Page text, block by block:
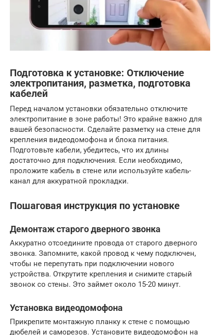
Подготовка к установке: Отключение
электропитания, разметка, подготовка
кабелей
Перед началом установки обязательно отключите
электропитание в зоне работы! Это крайне важно для
вашей безопасности. Сделайте разметку на стене для
крепления видеодомофона и блока питания.
Подготовьте кабели, убедитесь, что их длины
достаточно для подключения. Если необходимо,
проложите кабель в стене или используйте кабель-
канал для аккуратной прокладки.
Пошаговая инструкция по установке
Демонтаж старого дверного звонка
Аккуратно отсоедините провода от старого дверного
звонка. Запомните, какой провод к чему подключен,
чтобы не перепутать при подключении нового
устройства. Открутите крепления и снимите старый
звонок со стены. Это займет около 15-20 минут.
Установка видеодомофона
Прикрепите монтажную планку к стене с помощью
дюбелей и саморезов. Установите видеодомофон на